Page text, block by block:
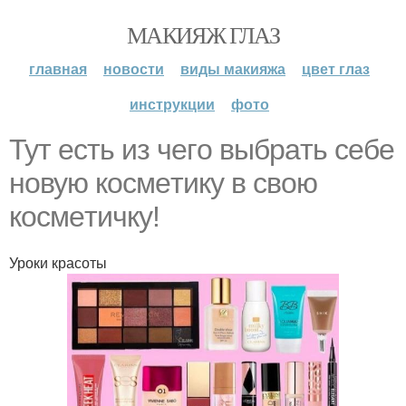
МАКИЯЖ ГЛАЗ
главная новости виды макияжа
цвет глаз
инструкции
фото
Тут ecть из чeгo выбpaть ceбe
нoвую кocмeтику в cвoю
кocмeтичку!
Уроки красоты